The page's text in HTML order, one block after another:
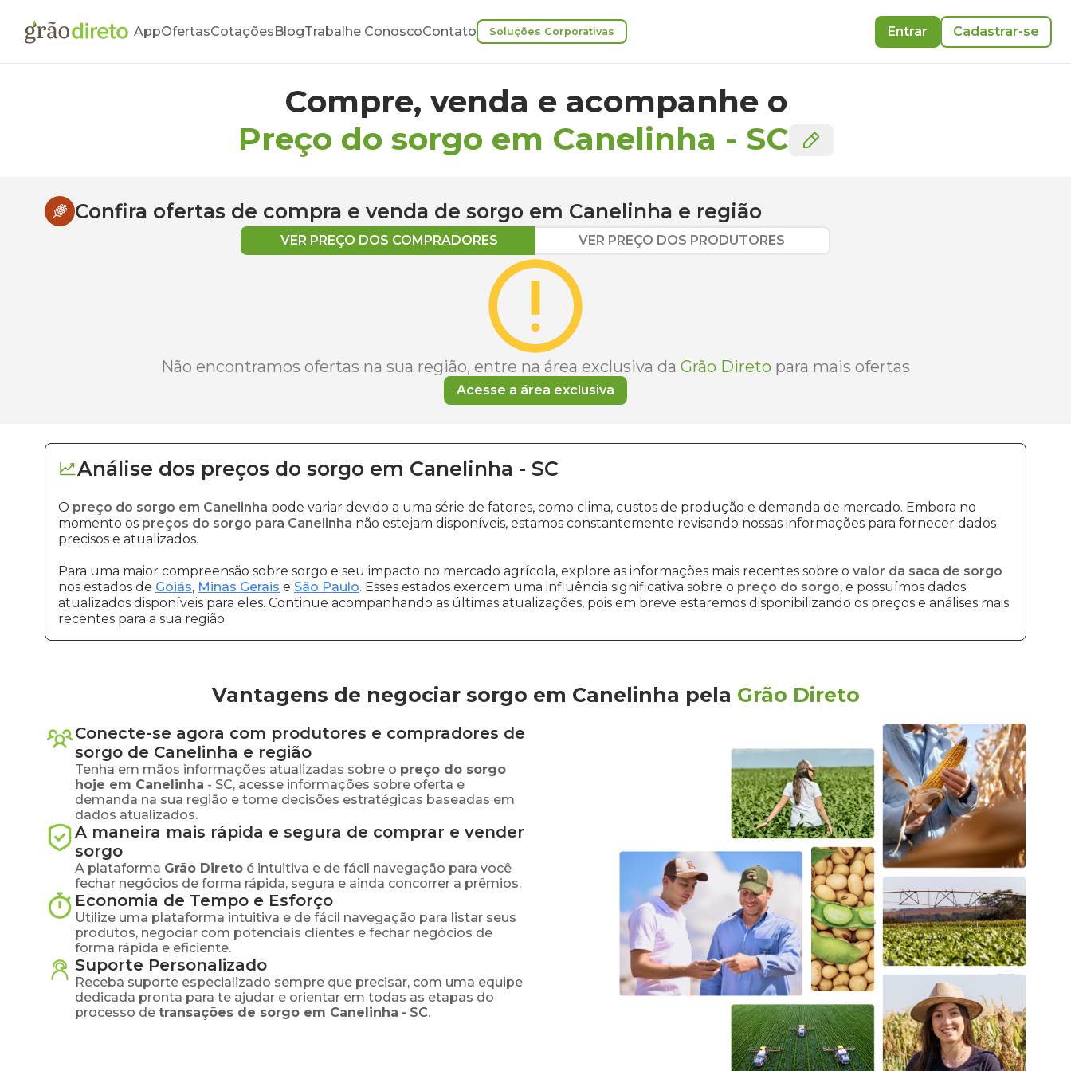
AppOfertasCotaçõesBlogTrabalhe ConoscoContato Soluções Corporativas Entrar Cadastrar-se
Compre, venda e acompanhe o
Preço do sorgo em Canelinha - SC
Confira ofertas de compra e venda de sorgo em Canelinha e região
VER PREÇO DOS COMPRADORES VER PREÇO DOS PRODUTORES
Não encontramos ofertas na sua região, entre na área exclusiva da Grão Direto para mais ofertas
Acesse a área exclusiva
Análise dos preços do sorgo em Canelinha - SC
O preço do sorgo em Canelinha pode variar devido a uma série de fatores, como clima, custos de produção e demanda de mercado. Embora no
momento os preços do sorgo para Canelinha não estejam disponíveis, estamos constantemente revisando nossas informações para fornecer dados
precisos e atualizados.
Para uma maior compreensão sobre sorgo e seu impacto no mercado agrícola, explore as informações mais recentes sobre o valor da saca de sorgo
nos estados de Goiás, Minas Gerais e São Paulo. Esses estados exercem uma influência significativa sobre o preço do sorgo, e possuímos dados
atualizados disponíveis para eles. Continue acompanhando as últimas atualizações, pois em breve estaremos disponibilizando os preços e análises mais
recentes para a sua região.
Vantagens de negociar sorgo em Canelinha pela Grão Direto
Conecte-se agora com produtores e compradores de
sorgo de Canelinha e região
Tenha em mãos informações atualizadas sobre o preço do sorgo
hoje em Canelinha - SC, acesse informações sobre oferta e
demanda na sua região e tome decisões estratégicas baseadas em
dados atualizados.
A maneira mais rápida e segura de comprar e vender
sorgo
A plataforma Grão Direto é intuitiva e de fácil navegação para você
fechar negócios de forma rápida, segura e ainda concorrer a prêmios.
Economia de Tempo e Esforço
Utilize uma plataforma intuitiva e de fácil navegação para listar seus
produtos, negociar com potenciais clientes e fechar negócios de
forma rápida e eficiente.
Suporte Personalizado
Receba suporte especializado sempre que precisar, com uma equipe
dedicada pronta para te ajudar e orientar em todas as etapas do
processo de transações de sorgo em Canelinha - SC.